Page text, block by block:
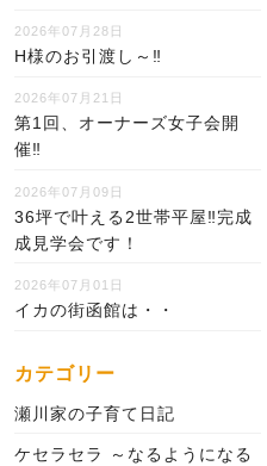
2026年07月28日
H様のお引渡し～‼
2026年07月21日
第1回、オーナーズ女子会開
催‼
2026年07月09日
36坪で叶える2世帯平屋‼完成
成見学会です！
2026年07月01日
イカの街函館は・・
カテゴリー
瀬川家の子育て日記
ケセラセラ ～なるようになる